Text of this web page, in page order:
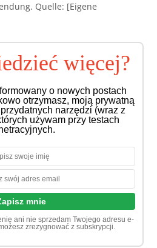
Quelle: [Eigene
więcej?
o nowych postach
otrzymasz, moją prywatną
narzędzi (wraz z
używam przy testach
ani nie sprzedam Twojego adresu e-
zrezygnować z subskrypcji.